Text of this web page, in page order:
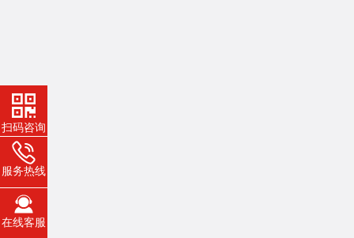
扫码咨询
服务热线
在线客服